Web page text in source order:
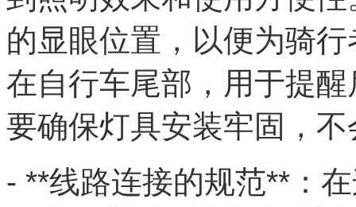
的显眼位置，以便为骑
在自行车尾部，用于提
要确保灯具安装牢固，
- **线路连接的规范**：